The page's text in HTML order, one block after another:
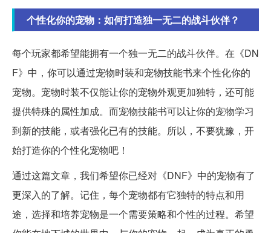
个性化你的宠物：如何打造独一无二的战斗伙伴？
每个玩家都希望能拥有一个独一无二的战斗伙伴。在《DN
F》中，你可以通过宠物时装和宠物技能书来个性化你的
宠物。宠物时装不仅能让你的宠物外观更加独特，还可能
提供特殊的属性加成。而宠物技能书可以让你的宠物学习
到新的技能，或者强化已有的技能。所以，不要犹豫，开
始打造你的个性化宠物吧！
通过这篇文章，我们希望你已经对《DNF》中的宠物有了
更深入的了解。记住，每个宠物都有它独特的特点和用
途，选择和培养宠物是一个需要策略和个性的过程。希望